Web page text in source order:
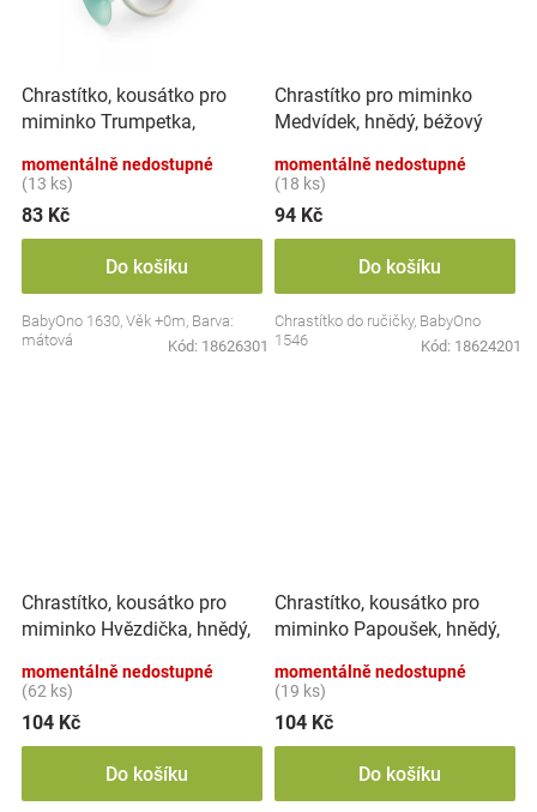
Přihlášení
Chrastítko, kousátko pro
miminko Trumpetka,
momentálně nedostupné
(13 ks)
83 Kč
Do košíku
BabyOno 1630, Věk +0m, Barva:
mátová
Kód: 18626301
Chrastítko pro miminko
Medvídek, hnědý, béžový
momentálně nedostupné
(18 ks)
94 Kč
Do košíku
Chrastítko do ručičky, BabyOno
1546
Kód: 18624201
Chrastítko, kousátko pro
miminko Hvězdička, hnědý,
momentálně nedostupné
(62 ks)
104 Kč
Do košíku
Chrastítko, kousátko pro
miminko Papoušek, hnědý,
momentálně nedostupné
(19 ks)
104 Kč
Do košíku